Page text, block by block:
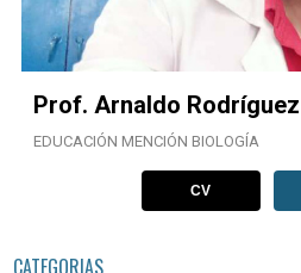
Prof. Arnaldo Rodríguez
EDUCACIÓN MENCIÓN BIOLOGÍA
CV
CATEGORIAS